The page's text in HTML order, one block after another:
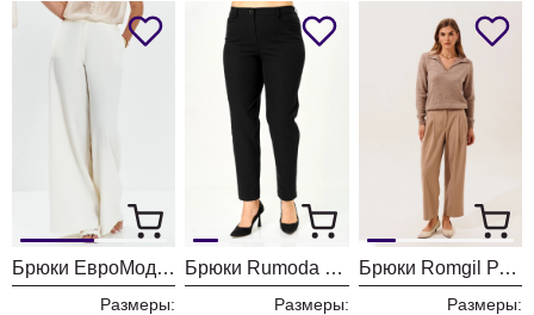
Брюки ЕвроМода 765 молочный
Размеры:
Брюки Rumoda 2289 черные
Размеры:
Брюки Romgil РТ0202-ВИ5 бежевый
Размеры: